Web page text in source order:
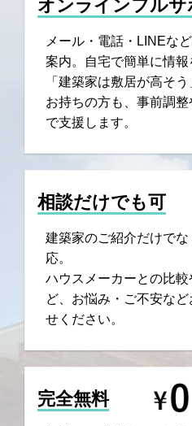
オンラインフルサ
メール・電話・LINEな
案内。自宅で簡単に情報
「建築家は敷居が高そ
お持ちの方も、事前調
で支援します。
相談だけでも可
建築家のご紹介だけで
応。
ハウスメーカーとの比
ど、お悩み・ご不安な
せください。
完全無料